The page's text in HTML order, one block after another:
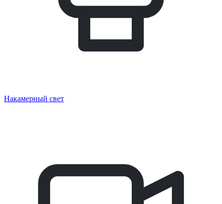
Накамерный свет